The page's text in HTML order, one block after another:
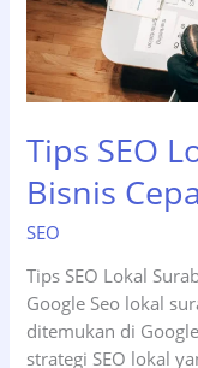
Tips SEO
Bisnis
SEO
Tips SEO Lokal
Google Seo lokal
ditemukan di
strategi SEO lokal